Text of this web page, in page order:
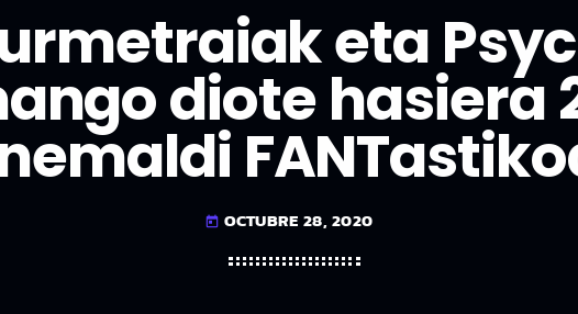
eta
diote hasiera
today OCTUBRE 28, 2020